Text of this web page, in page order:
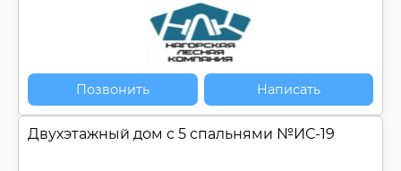
Позвонить Написать
Двухэтажный дом с 5 спальнями №ИС-19